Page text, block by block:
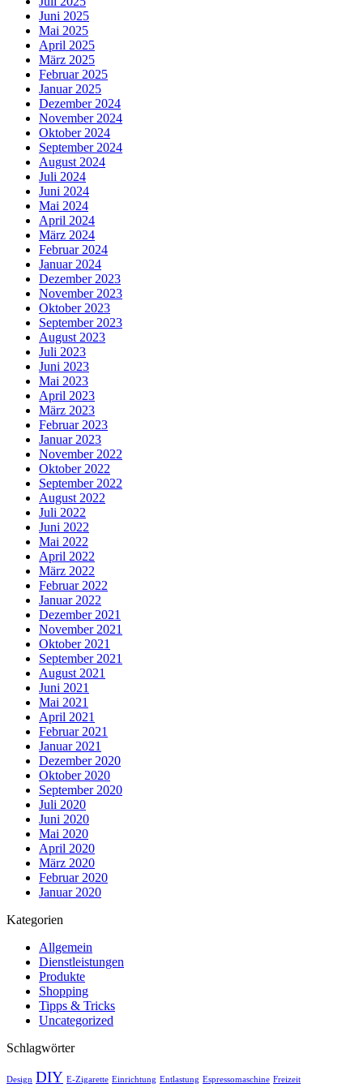
Juni 2025
Mai 2025
April 2025
März 2025
Februar 2025
Januar 2025
Dezember 2024
November 2024
Oktober 2024
September 2024
August 2024
Juli 2024
Juni 2024
Mai 2024
April 2024
März 2024
Februar 2024
Januar 2024
Dezember 2023
November 2023
Oktober 2023
September 2023
August 2023
Juli 2023
Juni 2023
Mai 2023
April 2023
März 2023
Februar 2023
Januar 2023
November 2022
Oktober 2022
September 2022
August 2022
Juli 2022
Juni 2022
Mai 2022
April 2022
März 2022
Februar 2022
Januar 2022
Dezember 2021
November 2021
Oktober 2021
September 2021
August 2021
Juni 2021
Mai 2021
April 2021
Februar 2021
Januar 2021
Dezember 2020
Oktober 2020
September 2020
Juli 2020
Juni 2020
Mai 2020
April 2020
März 2020
Februar 2020
Januar 2020
Kategorien
Allgemein
Dienstleistungen
Produkte
Shopping
Tipps & Tricks
Uncategorized
Schlagwörter
Design DIY E-Zigarette Einrichtung Entlastung Espressomaschine Freizeit